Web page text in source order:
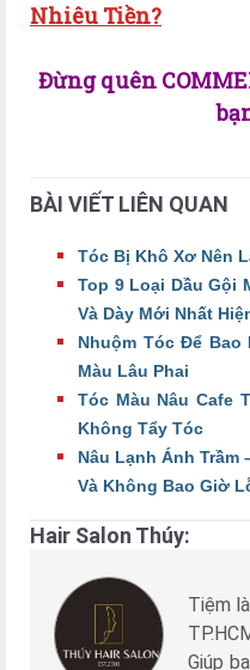
Nhiêu Tiền?
Đừng quên
BÀI VIẾT LIÊN QUAN
Tóc Bị Khô Xơ Nên
Top 9 Loại Dầu Gội
Và Dày Mới Nhất
Nhuộm Tóc Để
Màu Lâu Phai
Tóc Màu Nâu Cafe
Không Tẩy Tóc
Nâu Lạnh Ánh Trầm
Và Không Bao Giờ
Hair Salon Thúy:
Tiệm
Giúp